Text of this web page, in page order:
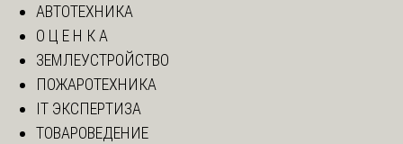
АВТОТЕХНИКА
О Ц Е Н К А
ЗЕМЛЕУСТРОЙСТВО
ПОЖАРОТЕХНИКА
IT ЭКСПЕРТИЗА
ТОВАРОВЕДЕНИЕ